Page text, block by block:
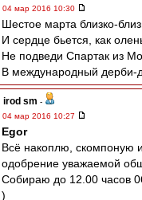
04 мар 2016 10:30
Шестое марта близко-
И сердце бьется, как
Не подведи Спартак из
В международный дерби-
irod sm -
04 мар 2016 10:27
Egor
Всё накоплю, скомпоную
одобрение уважаемой
Собираю до 12.00 часов
)